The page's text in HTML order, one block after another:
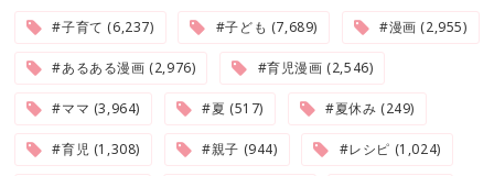
#子育て (6,237) #子ども (7,689) #漫画 (2,955)
#あるある漫画 (2,976) #育児漫画 (2,546)
#ママ (3,964) #夏 (517) #夏休み (249)
#育児 (1,308) #親子 (944) #レシピ (1,024)